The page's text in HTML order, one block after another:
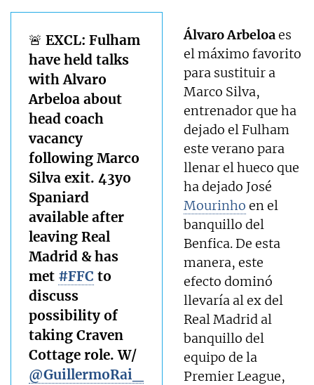
🚨 EXCL: Fulham
have held talks
with Alvaro
Arbeloa about
head coach
vacancy
following Marco
Silva exit. 43yo
Spaniard
available after
leaving Real
Madrid & has
met #FFC to
discuss
possibility of
taking Craven
Cottage role. W/
@GuillermoRai_
Álvaro Arbeloaes
el máximo favorito
para sustituir a
Marco Silva,
entrenador que ha
dejado el Fulham
este verano para
llenar el hueco que
ha dejado José
Mourinho en el
banquillo del
Benfica. De esta
manera, este
efecto dominó
llevaría al ex del
Real Madrid al
banquillo del
equipo de la
Premier League,